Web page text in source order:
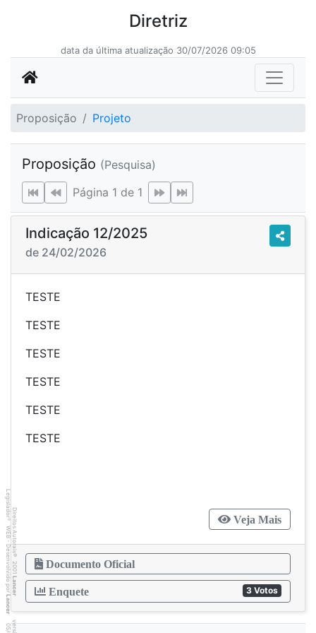
Diretriz
data da última atualização 30/07/2026 09:05
Proposição Projeto
Proposição (Pesquisa)
Página 1 de 1
Indicação 12/2025
de 24/02/2026
TESTE
TESTE
TESTE
TESTE
TESTE
TESTE
Veja Mais
Documento Oficial
Enquete 3 Votos
Direitos Autorais
©
2001
Lancer
Legislador
®
WEB - Desenvolvido por
Lancer